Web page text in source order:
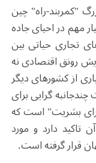
"کمربند-راه" چین
مهم در احیای جاده
تجاری حیاتی بین
رونق اقتصادی نه
از کشورهای دیگر
گرایی برای
بشریت" است که
دارد و مورد
قرار گرفته است.